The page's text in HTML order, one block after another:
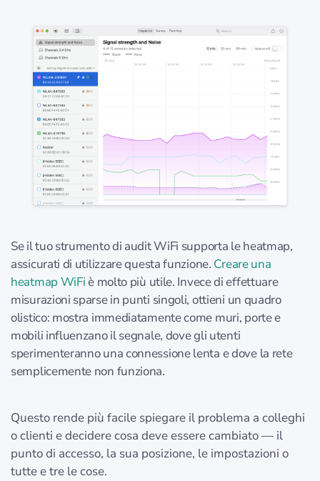
Se il tuo strumento di audit WiFi supporta le heatmap,
assicurati di utilizzare questa funzione. Creare una
heatmap WiFiè molto più utile. Invece di effettuare
misurazioni sparse in punti singoli, ottieni un quadro
olistico: mostra immediatamente come muri, porte e
mobili influenzano il segnale, dove gli utenti
sperimenteranno una connessione lenta e dove la rete
semplicemente non funziona.
Questo rende più facile spiegare il problema a colleghi
o clienti e decidere cosa deve essere cambiato — il
punto di accesso, la sua posizione, le impostazioni o
tutte e tre le cose.